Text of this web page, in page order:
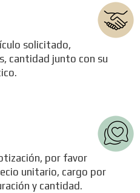
solicitado,
cantidad junto con su
por favor
unitario, cargo por
y cantidad.